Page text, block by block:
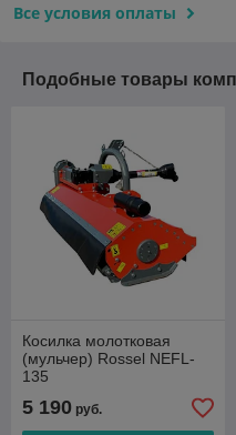
Все условия оплаты
Подобные товары
Косилка молотковая
(мульчер) Rossel NEFL-
135
5 190 руб.